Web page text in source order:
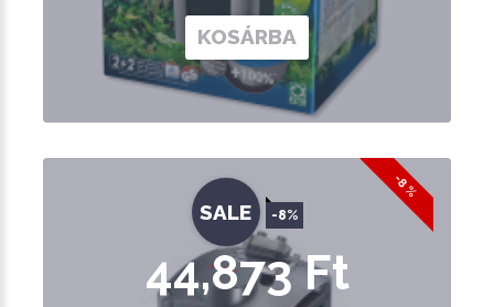
KOSÁRBA
-8 %
SALE -8%
44,873 Ft